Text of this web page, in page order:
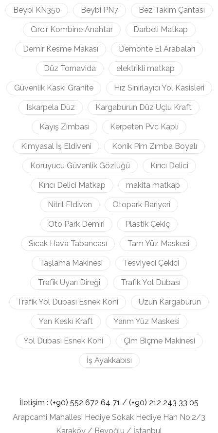
Beybi KN350 Beybi PN7 Bez Takım Çantası
Cırcır Kombine Anahtar Darbeli Matkap
Demir Kesme Makası Demonte El Arabaları
Düz Tornavida elektrikli matkap
Güvenlik Kaskı Granite Hız Sınırlayıcı Yol Kasisleri
Iskarpela Düz Kargaburun Düz Uçlu Kraft
Kayış Zımbası Kerpeten Pvc Kaplı
Kimyasal İş Eldiveni Konik Pim Zımba Boyalı
Koruyucu Güvenlik Gözlüğü Kırıcı Delici
Kırıcı Delici Matkap makita matkap
Nitril Eldiven Otopark Bariyeri
Oto Park Demiri Plastik Çekiç
Sıcak Hava Tabancası Tam Yüz Maskesi
Taşlama Makinesi Tesviyeci Çekici
Trafik Uyarı Direği Trafik Yol Dubası
Trafik Yol Dubası Esnek Koni Uzun Kargaburun
Yan Keskı Kraft Yarım Yüz Maskesi
Yol Dubası Esnek Koni Çim Biçme Makinesi
İş Ayakkabısı
İletişim : (+90) 552 672 64 71 / (+90) 212 243 33 05
Arapcami Mahallesi Hediye Sokak Hediye Han No:2/3
Karaköy / Beyoğlu / İstanbul